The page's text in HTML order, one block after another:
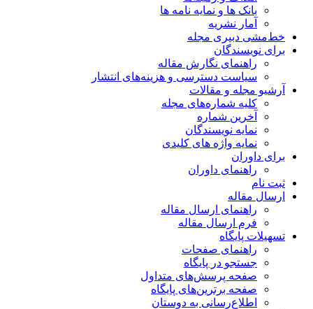
بانک ها و نمایه نامه ها
آمار نشریه
خط‌مشی دبیری مجله
برای نویسندگان
راهنمای نگارش مقاله
سیاست دسترسی و هزینه‌های انتشار
آرشیو مجله و مقالات
کلیه شماره‌های مجله
آخرین شماره
نمایه نویسندگان
نمایه واژه های کلیدی
برای داوران
راهنمای داوران
ثبت نام
ارسال مقاله
راهنمای ارسال مقاله
فرم ارسال مقاله
تسهیلات پایگاه
راهنمای صفحات
جستجو در پایگاه
صفحه پرسش‌های متداول
صفحه برترین‌های پایگاه
اطلاع‌رسانی به دوستان